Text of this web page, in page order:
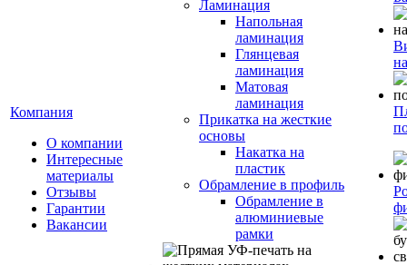
Компания
О компании
Интересные
материалы
Отзывы
Гарантии
Вакансии
Ламинация
Напольная
ламинация
Глянцевая
ламинация
Матовая
ламинация
Прикатка на жесткие
основы
Накатка на
пластик
Обрамление в профиль
Обрамление в
алюминиевые
рамки